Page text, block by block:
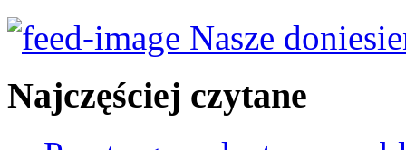
Nasze
Najczęściej czytane